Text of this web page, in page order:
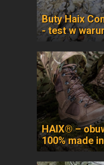
Buty Haix
- test w
HAIX® –
100% made